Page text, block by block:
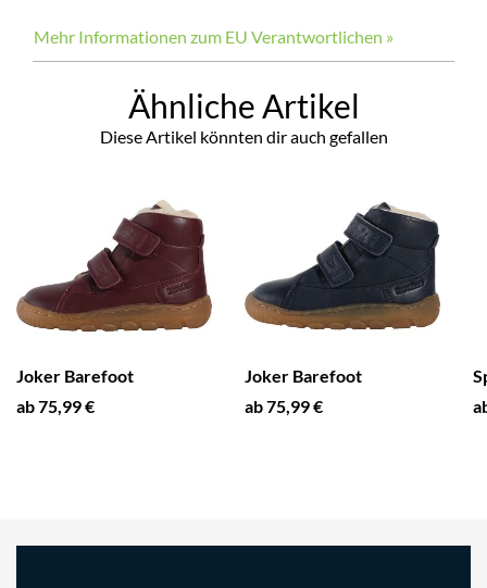
Mehr Informationen zum EU Verantwortlichen »
Ähnliche Artikel
Diese Artikel könnten dir auch gefallen
Joker Barefoot
ab 75,99 €
Joker Barefoot
ab 75,99 €